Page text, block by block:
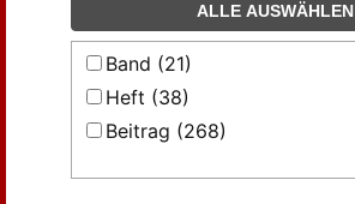
ALLE AUSWÄHLEN
Band (21)
Heft (38)
Beitrag (268)